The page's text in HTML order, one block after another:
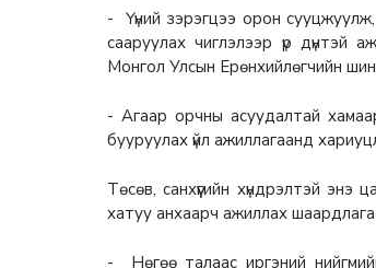
- Үүний зэрэгцээ орон
сааруулах чиглэлээр үр дүнтэй
Монгол Улсын Ерөнхийлөгчийн
- Агаар орчны асуудалтай
бууруулах үйл ажиллагаанд
Төсөв, санхүүгийн хүндрэлтэй энэ
хатуу анхаарч ажиллах
- Нөгөө талаас иргэний нийгмийн